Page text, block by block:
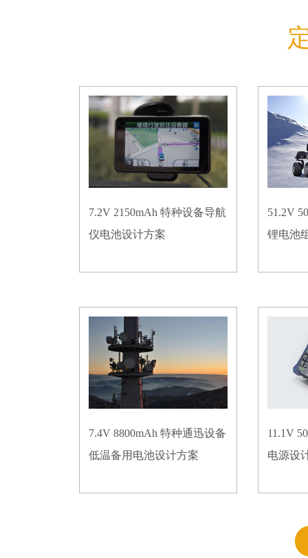
7.2V 2150mAh 特种设备导航
仪电池设计方案
51.2V
锂电池
7.4V 8800mAh 特种通迅设备
低温备用电池设计方案
11.1V
电源设